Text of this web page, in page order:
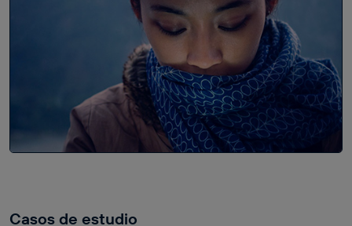
Casos de estudio